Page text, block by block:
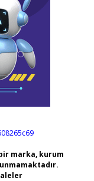
marka, kurum